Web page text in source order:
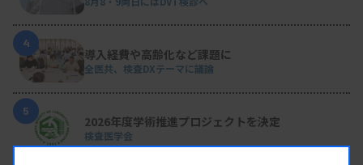
4
導入経費や高齢化など課題に
全医共、検査DXテーマに議論
5
2026年度学術推進プロジェクトを決定
検査医学会